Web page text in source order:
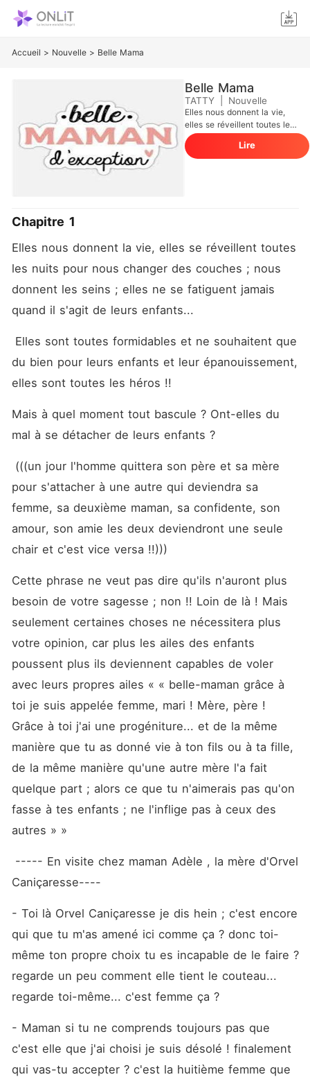
Accueil > Nouvelle > Belle Mama
Belle Mama
TATTY Nouvelle
Elles nous donnent la vie,
elles se réveillent toutes les
nuits pour nous changer des
couches ; nous donnent les
seins ; elles ne se fatiguent
toutes les héros !! Mais à
quel moment tout bascule ?
Ont-elles du mal à se
détacher de leurs enfants ?
(((un jour l'homme quittera
son père et sa mère pour
deviendra sa femme, sa
deuxième maman, sa
confidente, son amour, son
veut pas dire qu'ils n'auront
; non !! Loin de là ! Mais
ne nécessitera plus votre
opinion, car plus les ailes
des enfants poussent plus ils
voler avec leurs propres
ailes « « belle-maman grâce
à toi je suis appelée femme,
de la même manière que tu
as donné vie à ton fils ou à
ta fille, de la même manière
quelque part ; alors ce que
tu n'aimerais pas qu'on fasse
à tes enfants ; ne l'inflige
pas à ceux des autres » »
Lire
Chapitre 1
Elles nous donnent la vie, elles se réveillent toutes
les nuits pour nous changer des couches ; nous
donnent les seins ; elles ne se fatiguent jamais
quand il s'agit de leurs enfants...
du bien pour leurs enfants et leur épanouissement,
elles sont toutes les héros !!
Mais à quel moment tout bascule ? Ont-elles du
mal à se détacher de leurs enfants ?
pour s'attacher à une autre qui deviendra sa
femme, sa deuxième maman, sa confidente, son
amour, son amie les deux deviendront une seule
chair et c'est vice versa !!)))
Cette phrase ne veut pas dire qu'ils n'auront plus
besoin de votre sagesse ; non !! Loin de là ! Mais
seulement certaines choses ne nécessitera plus
votre opinion, car plus les ailes des enfants
poussent plus ils deviennent capables de voler
avec leurs propres ailes « « belle-maman grâce à
toi je suis appelée femme, mari ! Mère, père !
Grâce à toi j'ai une progéniture... et de la même
manière que tu as donné vie à ton fils ou à ta fille,
de la même manière qu'une autre mère l'a fait
quelque part ; alors ce que tu n'aimerais pas qu'on
fasse à tes enfants ; ne l'inflige pas à ceux des
autres » »
Caniçaresse----
- Toi là Orvel Caniçaresse je dis hein ; c'est encore
qui que tu m'as amené ici comme ça ? donc toi-
même ton propre choix tu es incapable de le faire ?
regarde un peu comment elle tient le couteau...
regarde toi-même... c'est femme ça ?
- Maman si tu ne comprends toujours pas que
c'est elle que j'ai choisi je suis désolé ! finalement
qui vas-tu accepter ? c'est la huitième femme que